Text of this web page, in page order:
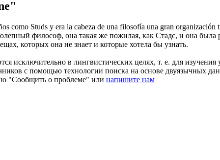
como Studs y era la cabeza de una filosofía una gran
философ, она такая же пожилая, как Стадс, и она
которых она не знает и которые хотела бы узнать.
исключительно в лингвистических целях, т. е. для
с помощью технологии поиска на основе двуязычных
"Сообщить о проблеме" или напишите нам